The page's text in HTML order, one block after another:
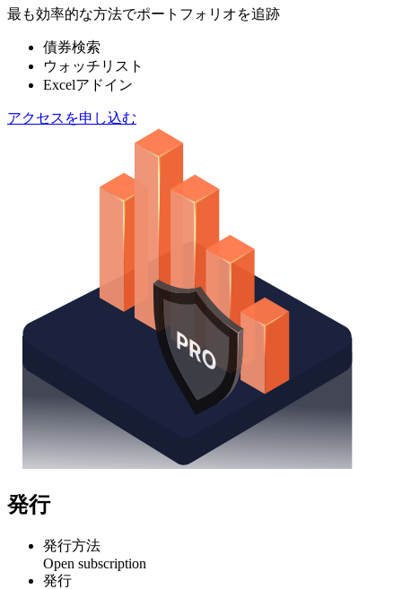
最も効率的な方法でポートフォリオを追跡
債券検索
ウォッチリスト
Excelアドイン
アクセスを申し込む
発行
発行方法
Open subscription
発行